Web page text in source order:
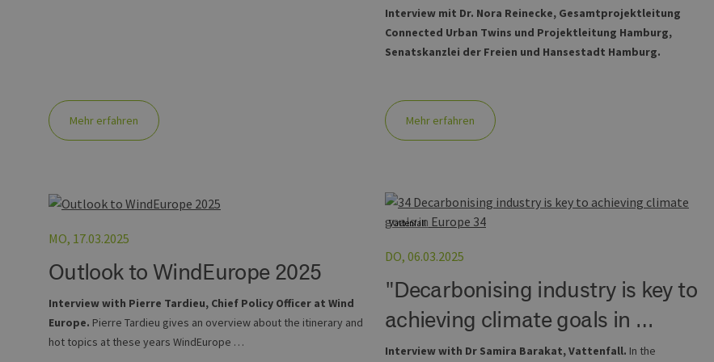
Mehr erfahren
Interview mit Dr. Nora Reinecke, Gesamtprojektleitung
Connected Urban Twins und Projektleitung Hamburg,
Senatskanzlei der Freien und Hansestadt Hamburg.
Mehr erfahren
MO, 17.03.2025
Outlook to WindEurope 2025
Interview with Pierre Tardieu, Chief Policy Officer at Wind
Europe. Pierre Tardieu gives an overview about the itinerary and
hot topics at these years WindEurope …
Vattenfall
DO, 06.03.2025
"Decarbonising industry is key to
achieving climate goals in …
Interview with Dr Samira Barakat, Vattenfall. In the
Monat
beizubehalten.